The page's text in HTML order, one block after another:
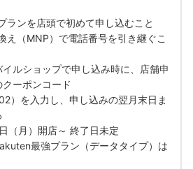
ランを店頭で初めて申し込むこと
え（MNP）で電話番号を引き継ぐこ
ルショップで申し込み時に、店舗申
ーポンコード
）を入力し、申し込みの翌月末日ま
（月）開店～ 終了日未定
最強プラン（データタイプ）は